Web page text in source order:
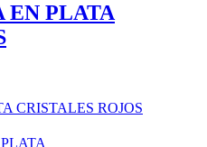
EN PLATA
CRISTALES ROJOS